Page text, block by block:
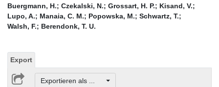
Buergmann, H.; Czekalski, N.; Grossart, H. P.; Kisand, V.;
Lupo, A.; Manaia, C. M.; Popowska, M.; Schwartz, T.;
Walsh, F.; Berendonk, T. U.
Export
Exportieren als ...